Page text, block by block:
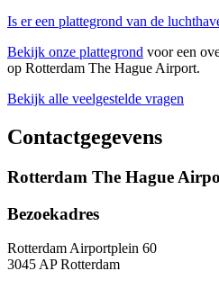
Is er een plattegrond van de
Bekijk onze plattegrond voor een
op Rotterdam The Hague Airport.
Bekijk alle veelgestelde vragen
Contactgegevens
Rotterdam The Hague
Bezoekadres
Rotterdam Airportplein 60
3045 AP Rotterdam